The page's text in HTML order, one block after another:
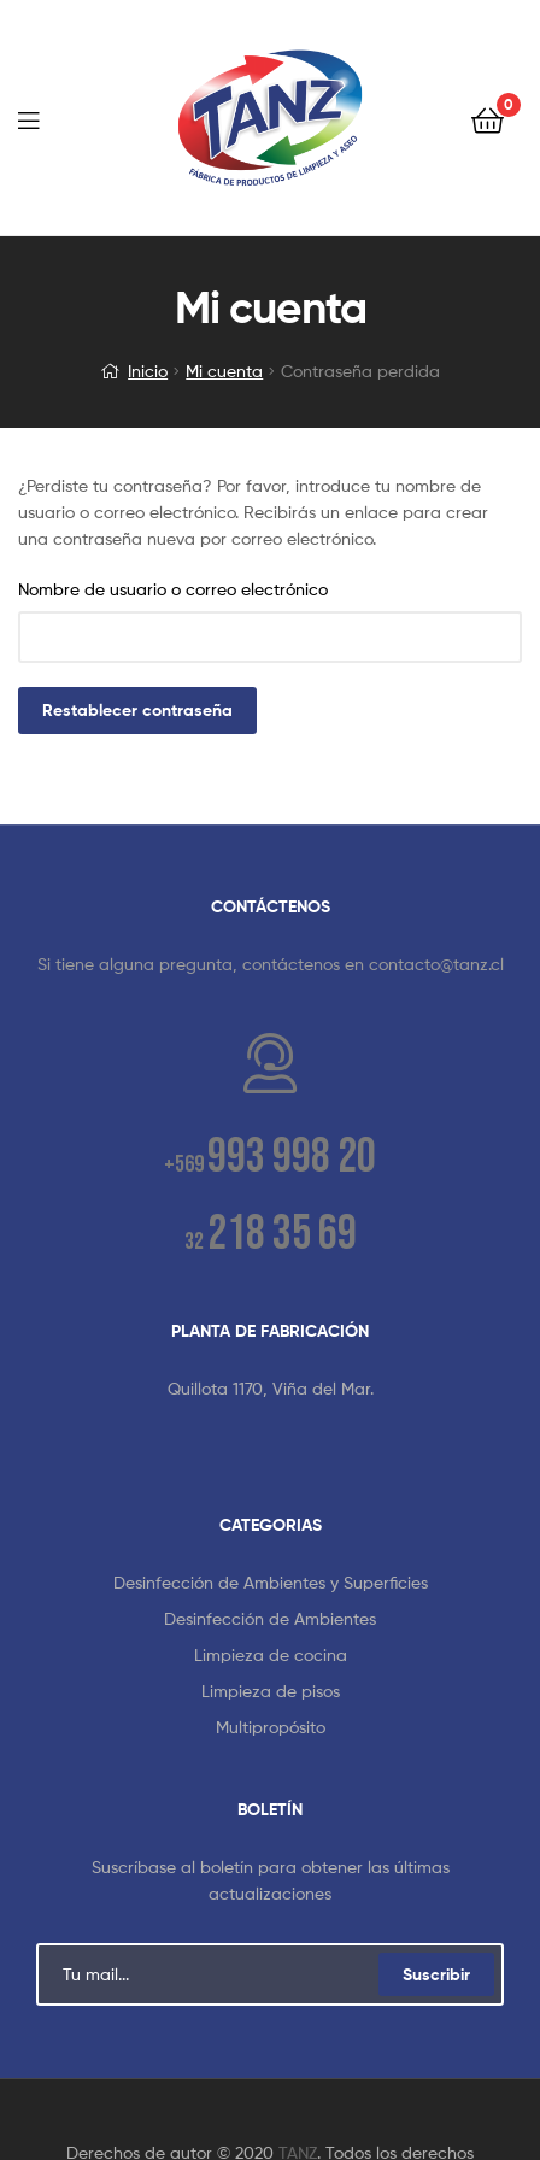
0
Mi cuenta
Inicio Mi cuenta Contraseña perdida
¿Perdiste tu contraseña? Por favor, introduce tu nombre de
usuario o correo electrónico. Recibirás un enlace para crear
una contraseña nueva por correo electrónico.
Nombre de usuario o correo electrónico
Restablecer contraseña
CONTÁCTENOS
Si tiene alguna pregunta, contáctenos en contacto@tanz.cl
+569993 998 20
32 218 35 69
PLANTA DE FABRICACIÓN
Quillota 1170, Viña del Mar.
CATEGORIAS
Desinfección de Ambientes y Superficies
Desinfección de Ambientes
Limpieza de cocina
Limpieza de pisos
Multipropósito
BOLETÍN
Suscríbase al boletín para obtener las últimas
actualizaciones
Suscribir
Derechos de autor © 2020 TANZ. Todos los derechos